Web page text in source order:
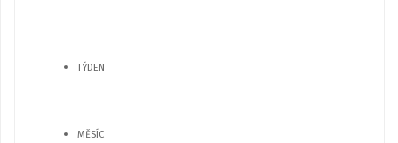
TÝDEN
MĚSÍC